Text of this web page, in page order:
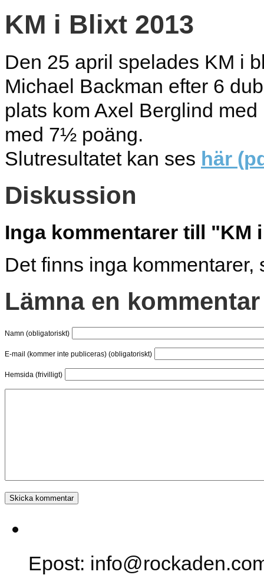
KM i Blixt 2013
Den 25 april spelades KM i
Michael Backman efter 6
plats kom Axel Berglind
med 7½ poäng.
Slutresultatet kan ses här
Diskussion
Inga kommentarer till "KM
Det finns inga kommentarer,
Lämna en kommentar
Namn (obligatoriskt)
E-mail (kommer inte publiceras) (obligatoriskt)
Hemsida (frivilligt)
Epost: